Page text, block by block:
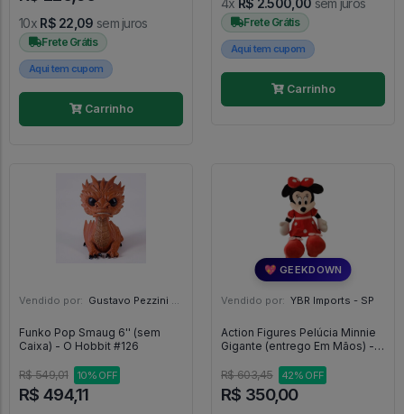
10x R$ 22,09 sem juros
Frete Grátis
Aqui tem cupom
Carrinho
4x R$ 2.500,00 sem juros
Frete Grátis
Aqui tem cupom
Carrinho
Vendido por: Gustavo Pezzini - MG
Funko Pop Smaug 6'' (sem
Caixa) - O Hobbit #126
R$ 549,01 10% OFF
R$ 494,11
💖 GEEKDOWN
Vendido por: YBR Imports - SP
Action Figures Pelúcia Minnie
Gigante (entrego Em Mãos) -
R$ 603,45
42% OFF
R$ 350,00